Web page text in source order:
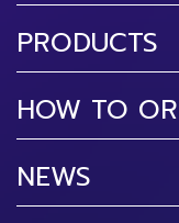
PRODUCTS
HOW TO
NEWS